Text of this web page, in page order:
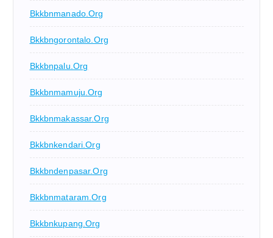
Bkkbnmanado.org
Bkkbngorontalo.org
Bkkbnpalu.org
Bkkbnmamuju.org
Bkkbnmakassar.org
Bkkbnkendari.org
Bkkbndenpasar.org
Bkkbnmataram.org
Bkkbnkupang.org